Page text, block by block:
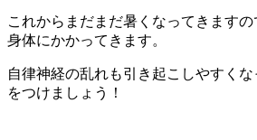
これからまだまだ暑くなってきます
身体にかかってきます。
自律神経の乱れも引き起こしやすく
をつけましょう！